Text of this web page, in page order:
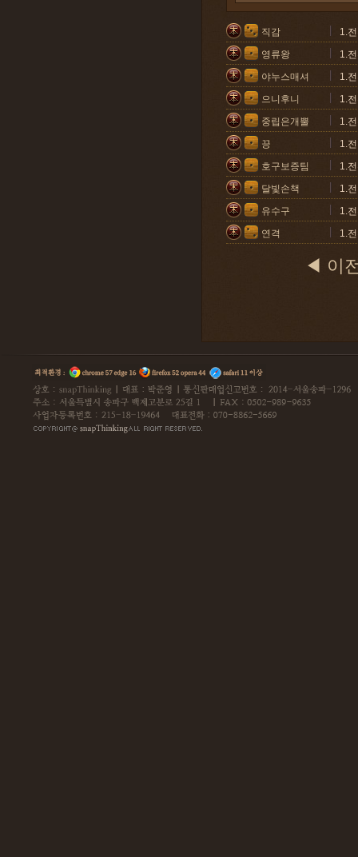
직감
1.
영류왕
1.
야누스매셔
1.
으니후니
1.
중립은개뿔
1.
끙
1.
호구보증팀
1.
달빛손책
1.
유수구
1.
연격
1.
◀ 이